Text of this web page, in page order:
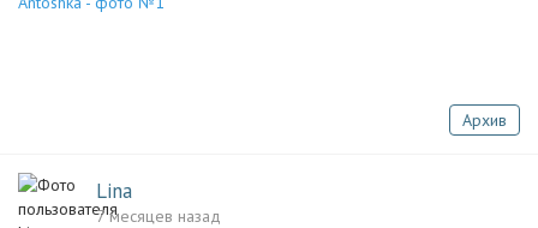
Архив
Lina
7 месяцев назад